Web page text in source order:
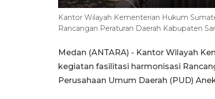
Kantor Wilayah Kementerian Hukum
Rancangan Peraturan Daerah Kabupaten
Medan (ANTARA) - Kantor Wilayah
kegiatan fasilitasi harmonisasi
Perusahaan Umum Daerah (PUD)